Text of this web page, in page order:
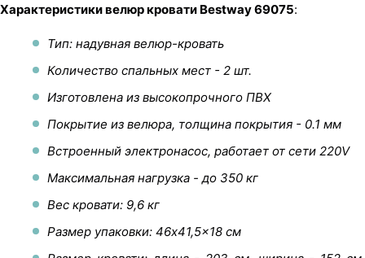
Характеристики велюр кровати Bestway 69075:
Тип: надувная велюр-кровать
Количество спальных мест - 2 шт.
Изготовлена из высокопрочного ПВХ
Покрытие из велюра, толщина покрытия - 0.1 мм
Встроенный электронасос, работает от сети 220V
Максимальная нагрузка - до 350 кг
Вес кровати: 9,6 кг
Размер упаковки: 46x41,5x18 см